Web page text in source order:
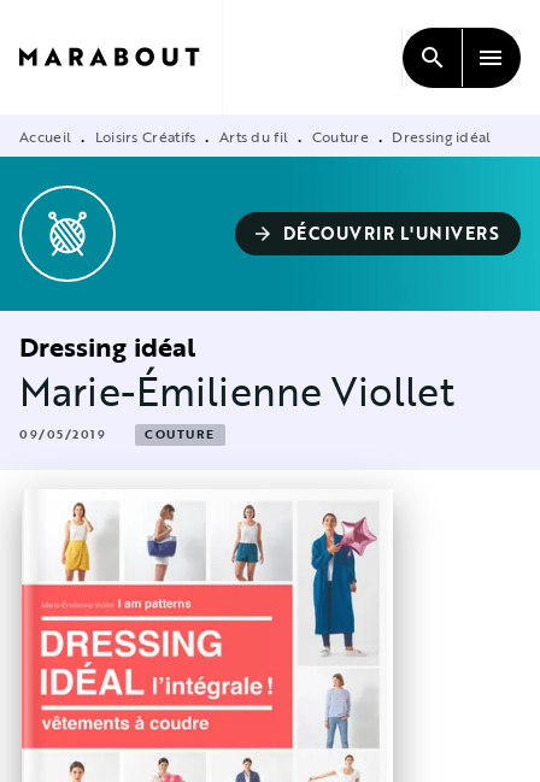
CONTENU
search menu
Accueil • Loisirs Créatifs • Arts du fil • Couture • Dressing idéal
arrow_forward DÉCOUVRIR L'UNIVERS
Dressing idéal
Marie-Émilienne Viollet
09/05/2019 COUTURE